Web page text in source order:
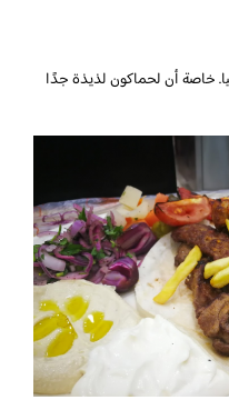
خاصة أن لحماكون لذيذة جدًا